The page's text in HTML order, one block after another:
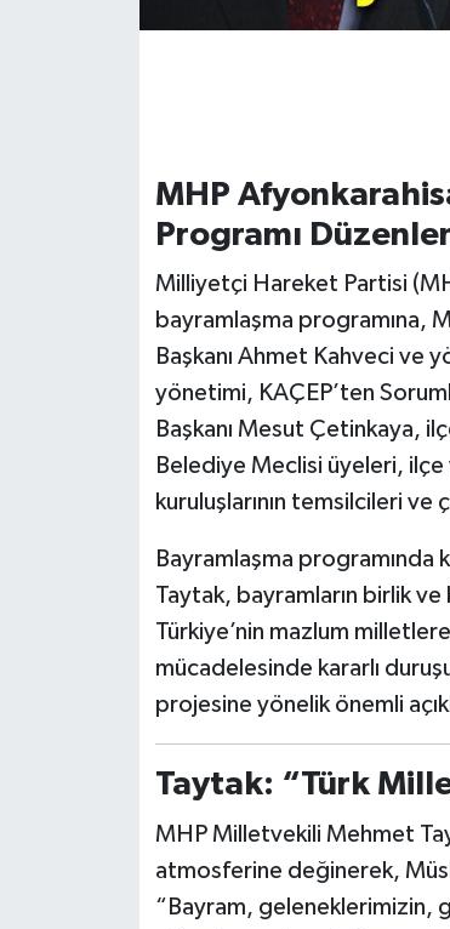
MHP
Programı
Milliyetçi Hareket Partisi
bayramlaşma programına,
Başkanı Ahmet Kahveci ve
yönetimi, KAÇEP’ten
Başkanı Mesut Çetinkaya,
Belediye Meclisi üyeleri,
kuruluşlarının temsilcileri ve
Bayramlaşma
Taytak, bayramların birlik
Türkiye’nin mazlum
mücadelesinde kararlı
projesine yönelik önemli
Taytak: “Türk
MHP Milletvekili Mehmet
atmosferine değinerek,
“Bayram, geleneklerimizin,